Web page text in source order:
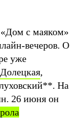
с маяком»
вечеров. О
уже
,
**. На
26 июня он